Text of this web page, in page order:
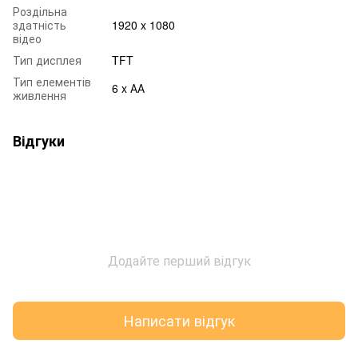
Роздільна
здатність
відео
1920 x 1080
Тип дисплея
TFT
Тип елементів
живлення
6 x АА
Відгуки
Додайте перший відгук
Написати відгук